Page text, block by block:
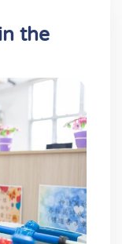
the